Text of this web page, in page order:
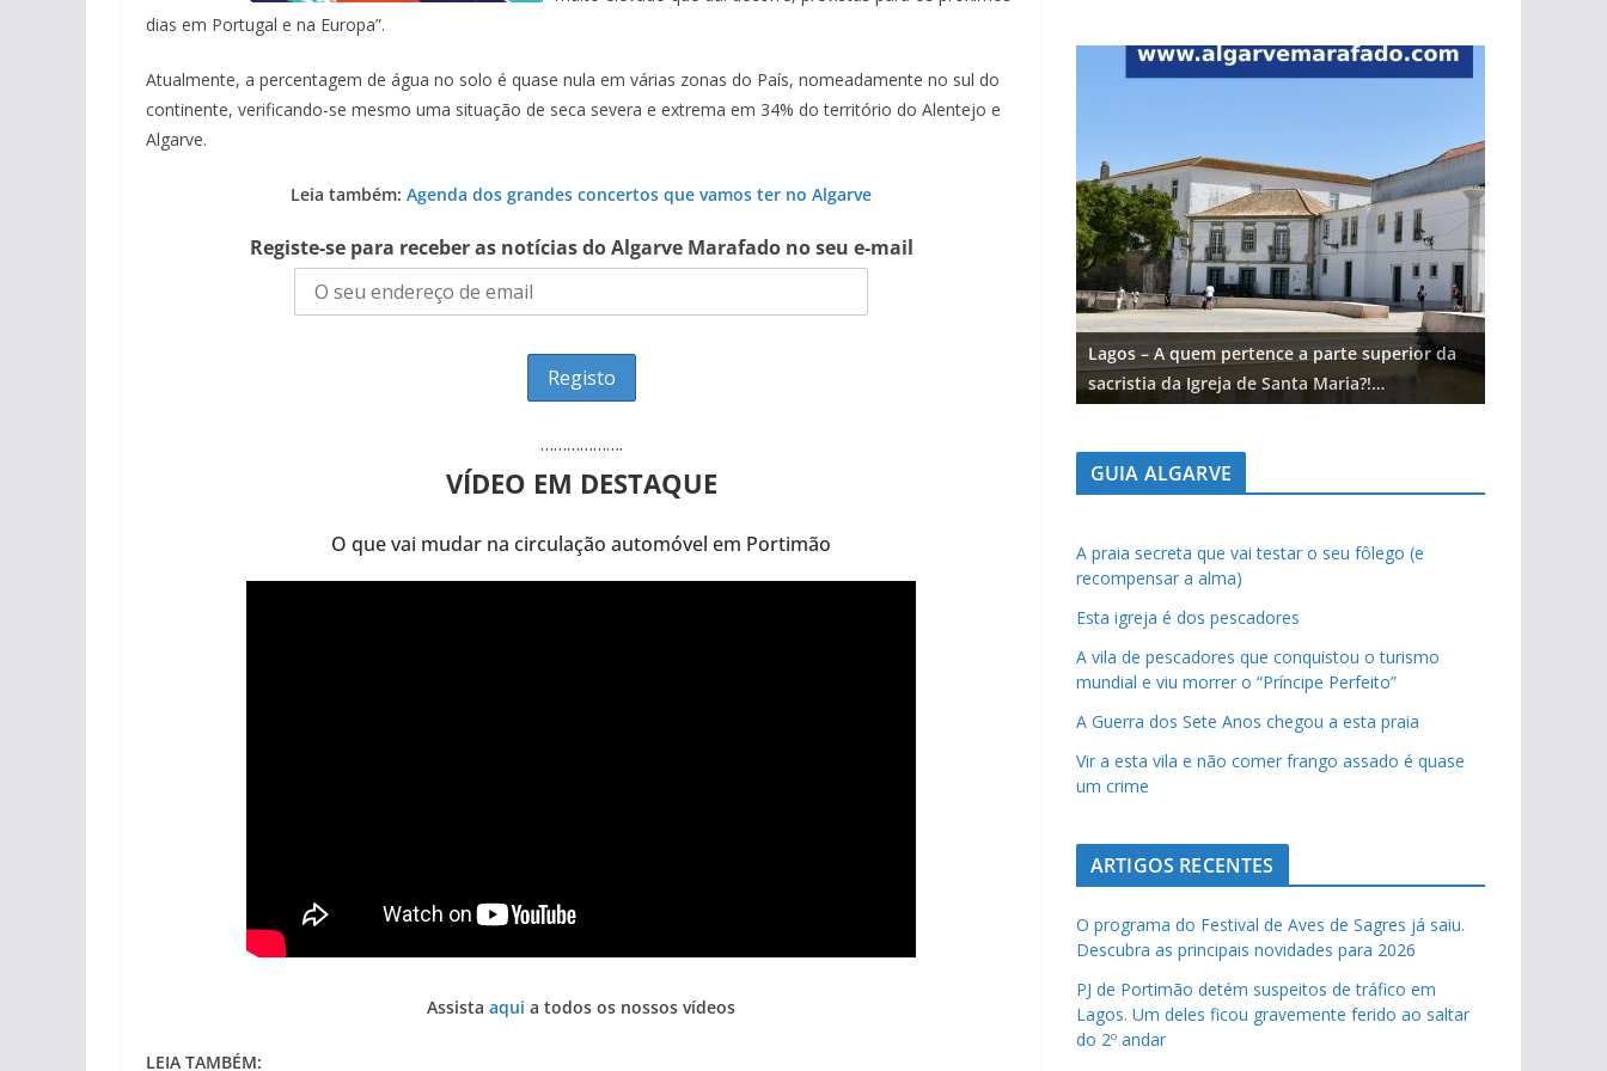
dias em Portugal e na Europa”.
Atualmente, a percentagem de água no solo é quase nula em várias zonas do País, nomeadamente no sul do
continente, verificando-se mesmo uma situação de seca severa e extrema em 34% do território do Alentejo e
Algarve.
Leia também: Agenda dos grandes concertos que vamos ter no Algarve
Registe-se para receber as notícias do Algarve Marafado no seu e-mail
……………….
VÍDEO EM DESTAQUE
O que vai mudar na circulação automóvel em Portimão
Assista aqui a todos os nossos vídeos
LEIA TAMBÉM:
Lagos – A quem pertence a parte superior da
sacristia da Igreja de Santa Maria?!…
GUIA ALGARVE
A praia secreta que vai testar o seu fôlego (e
recompensar a alma)
Esta igreja é dos pescadores
A vila de pescadores que conquistou o turismo
mundial e viu morrer o “Príncipe Perfeito”
A Guerra dos Sete Anos chegou a esta praia
Vir a esta vila e não comer frango assado é quase
um crime
ARTIGOS RECENTES
O programa do Festival de Aves de Sagres já saiu.
Descubra as principais novidades para 2026
PJ de Portimão detém suspeitos de tráfico em
Lagos. Um deles ficou gravemente ferido ao saltar
do 2º andar